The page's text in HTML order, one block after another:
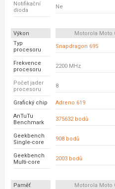
Notifikační
dioda
Ne
Výkon Motorola Moto
Typ
procesoru
Snapdragon 695
Frekvence
procesoru
2200 MHz
Počet jader
procesoru
8
Grafický chip Adreno 619
AnTuTu
Benchmark
375632 bodů
Geekbench
Single-core
908 bodů
Geekbench
Multi-core
2003 bodů
Paměť Motorola Moto